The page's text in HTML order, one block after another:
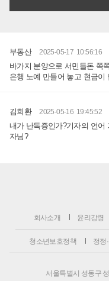
부동산 2025-05-17 10:56:16
바가지 분양으로 서민들돈 쪽
은행 노예 만들어 놓고 현금이
김희환 2025-05-16 19:45:52
내가 난독증인가?기자의 언어
자님?
회사소개 윤리강령
청소년보호정책 정정
서울특별시 성동구